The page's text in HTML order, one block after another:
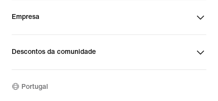
Empresa
Descontos da comunidade
Portugal